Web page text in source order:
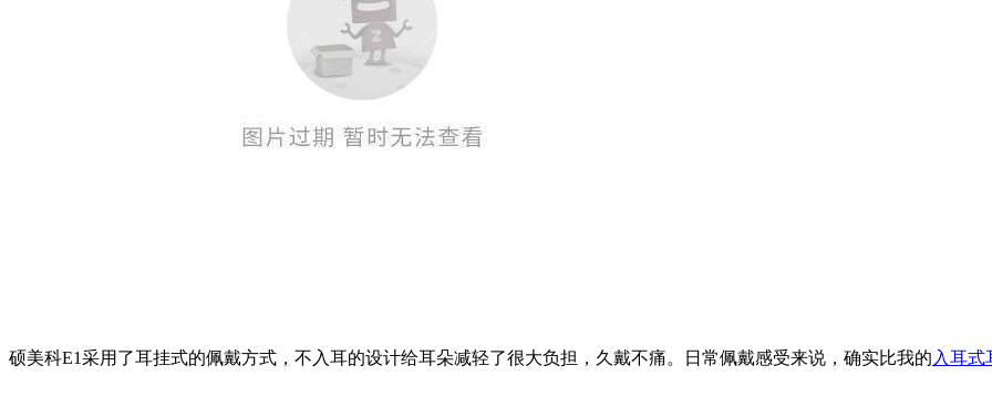
硕美科E1采用了耳挂式的佩戴方式，不入耳的设计给耳朵减轻了很大负担，久戴不痛。日常佩戴感受来说，确实比我的 入耳式